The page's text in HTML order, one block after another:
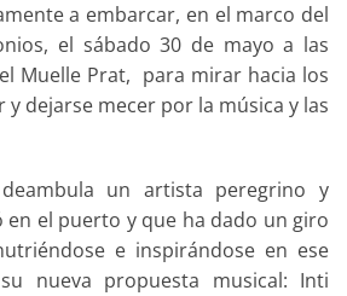
a embarcar, en el marco del
el sábado 30 de mayo a las
Muelle Prat, para mirar hacia los
y dejarse mecer por la música y las
un artista peregrino y
el puerto y que ha dado un giro
e inspirándose en ese
nueva propuesta musical: Inti